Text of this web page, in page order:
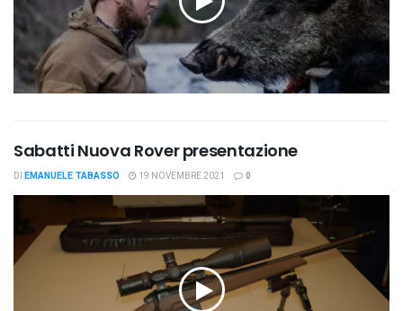
Sabatti Nuova Rover presentazione
DI EMANUELE TABASSO 19 NOVEMBRE 2021 0